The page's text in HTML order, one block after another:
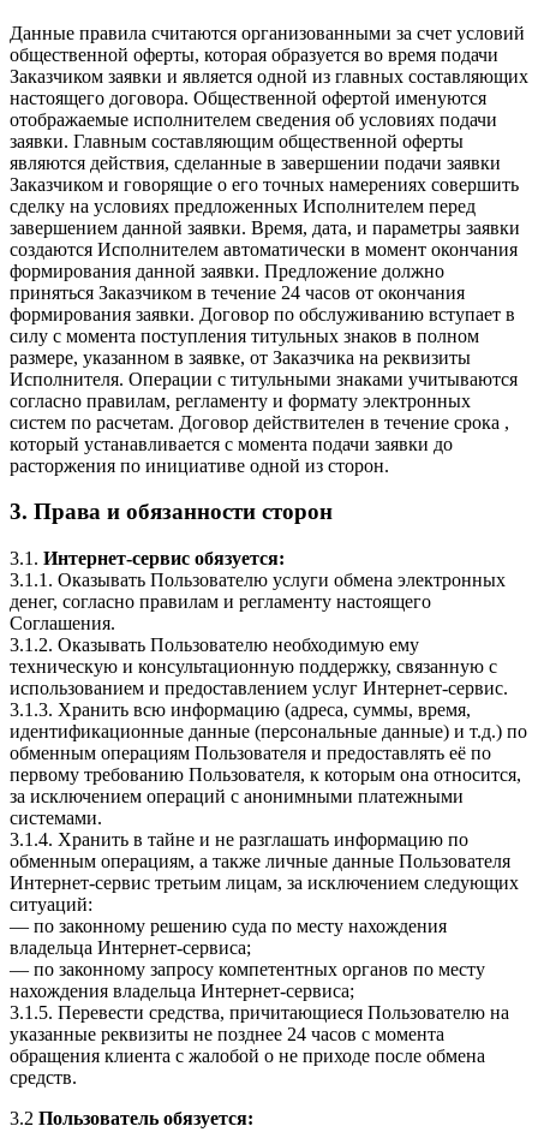
Данные правила считаются организованными за счет условий
общественной оферты, которая образуется во время подачи
Заказчиком заявки и является одной из главных составляющих
настоящего договора. Общественной офертой именуются
отображаемые исполнителем сведения об условиях подачи
заявки. Главным составляющим общественной оферты
являются действия, сделанные в завершении подачи заявки
Заказчиком и говорящие о его точных намерениях совершить
сделку на условиях предложенных Исполнителем перед
завершением данной заявки. Время, дата, и параметры заявки
создаются Исполнителем автоматически в момент окончания
формирования данной заявки. Предложение должно
приняться Заказчиком в течение 24 часов от окончания
формирования заявки. Договор по обслуживанию вступает в
силу с момента поступления титульных знаков в полном
размере, указанном в заявке, от Заказчика на реквизиты
Исполнителя. Операции с титульными знаками учитываются
согласно правилам, регламенту и формату электронных
систем по расчетам. Договор действителен в течение срока ,
который устанавливается с момента подачи заявки до
расторжения по инициативе одной из сторон.
3. Права и обязанности сторон
3.1. Интернет-сервис обязуется:
3.1.1. Оказывать Пользователю услуги обмена электронных
денег, согласно правилам и регламенту настоящего
Соглашения.
3.1.2. Оказывать Пользователю необходимую ему
техническую и консультационную поддержку, связанную с
использованием и предоставлением услуг Интернет-сервис.
3.1.3. Хранить всю информацию (адреса, суммы, время,
идентификационные данные (персональные данные) и т.д.) по
обменным операциям Пользователя и предоставлять её по
первому требованию Пользователя, к которым она относится,
за исключением операций с анонимными платежными
системами.
3.1.4. Хранить в тайне и не разглашать информацию по
обменным операциям, а также личные данные Пользователя
Интернет-сервис третьим лицам, за исключением следующих
ситуаций:
— по законному решению суда по месту нахождения
владельца Интернет-сервиса;
— по законному запросу компетентных органов по месту
нахождения владельца Интернет-сервиса;
3.1.5. Перевести средства, причитающиеся Пользователю на
указанные реквизиты не позднее 24 часов с момента
обращения клиента с жалобой о не приходе после обмена
средств.
3.2 Пользователь обязуется: